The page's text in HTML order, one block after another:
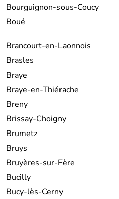
Bourguignon-sous-Coucy
Boué
Brancourt-en-Laonnois
Brasles
Braye
Braye-en-Thiérache
Breny
Brissay-Choigny
Brumetz
Bruys
Bruyères-sur-Fère
Bucilly
Bucy-lès-Cerny